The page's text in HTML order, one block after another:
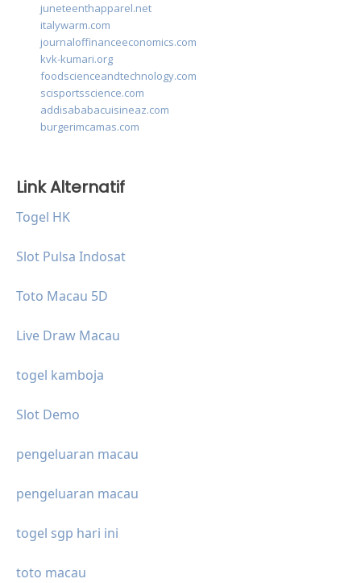
juneteenthapparel.net
italywarm.com
journaloffinanceeconomics.com
kvk-kumari.org
foodscienceandtechnology.com
scisportsscience.com
addisababacuisineaz.com
burgerimcamas.com
Link Alternatif
Togel HK
Slot Pulsa Indosat
Toto Macau 5D
Live Draw Macau
togel kamboja
Slot Demo
pengeluaran macau
pengeluaran macau
togel sgp hari ini
toto macau